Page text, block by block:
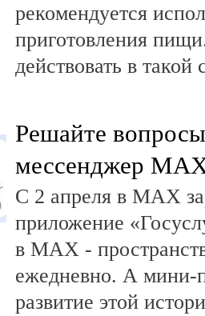
рекомендуется
приготовления
действовать в такой
Решайте
мессенджер
С 2 апреля в MAX
приложение
в MAX -
ежедневно. А мини-
развитие этой